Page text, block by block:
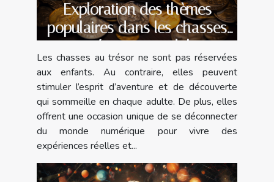
Exploration des thèmes
populaires dans les chasses
au trésor pour adultes
Les chasses au trésor ne sont pas réservées
aux enfants. Au contraire, elles peuvent
stimuler l’esprit d’aventure et de découverte
qui sommeille en chaque adulte. De plus, elles
offrent une occasion unique de se déconnecter
du monde numérique pour vivre des
expériences réelles et...